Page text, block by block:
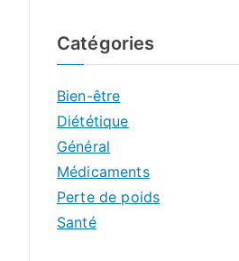
Catégories
Bien-être
Diététique
Général
Médicaments
Perte de poids
Santé